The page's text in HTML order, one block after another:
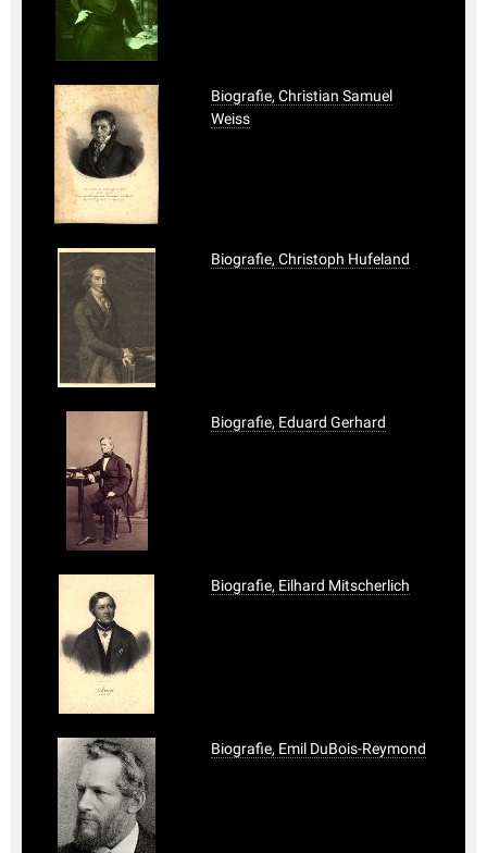
Biografie, Christian Samuel
Weiss
Biografie, Christoph Hufeland
Biografie, Eduard Gerhard
Biografie, Eilhard Mitscherlich
Biografie, Emil DuBois-Reymond